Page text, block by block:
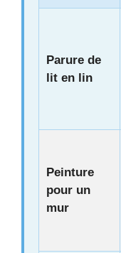
Parure de
lit en lin
Peinture
pour un
mur